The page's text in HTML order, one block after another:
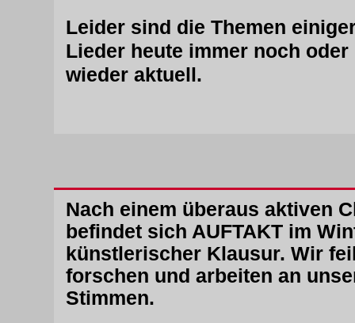
Leider sind die Themen
Lieder heute immer noch oder
wieder aktuell.
Nach einem überaus aktiven
befindet sich AUFTAKT im
künstlerischer Klausur. Wir
forschen und arbeiten an
Stimmen.